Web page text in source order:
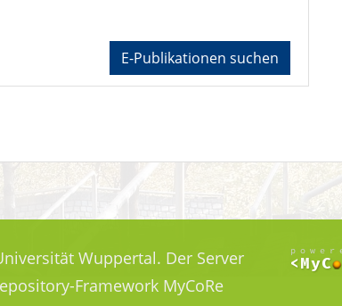
E-Publikationen suchen
Wuppertal. Der Server
Framework MyCoRe